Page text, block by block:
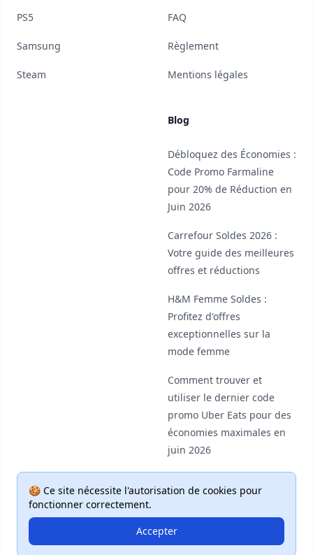
🍪 Ce site nécessite l'autorisation de cookies pour
fonctionner correctement.
Accepter
PS5
Samsung
Steam
FAQ
Règlement
Mentions légales
Blog
Débloquez des Économies :
Code Promo Farmaline
pour 20% de Réduction en
Juin 2026
Carrefour Soldes 2026 :
Votre guide des meilleures
offres et réductions
H&M Femme Soldes :
Profitez d'offres
exceptionnelles sur la
mode femme
Comment trouver et
utiliser le dernier code
promo Uber Eats pour des
économies maximales en
juin 2026
© 2026 Deal Plus. Tous droits réservés.